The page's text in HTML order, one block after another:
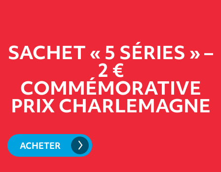
SACHET « 5 SÉRIES » –
2 €
COMMÉMORATIVE
PRIX CHARLEMAGNE
ACHETER